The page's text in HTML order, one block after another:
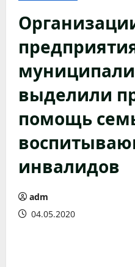
выделили
помощь
инвалидов
adm
04.05.2020